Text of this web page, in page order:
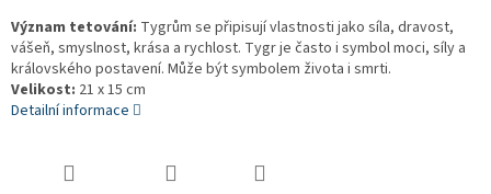
Význam tetování: Tygrům se připisují vlastnosti jako síla, dravost,
vášeň, smyslnost, krása a rychlost. Tygr je často i symbol moci, síly a
královského postavení. Může být symbolem života i smrti.
Velikost: 21 x 15 cm
Detailní informace